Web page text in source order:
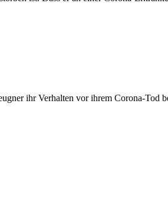
ihr Verhalten vor ihrem Corona-Tod